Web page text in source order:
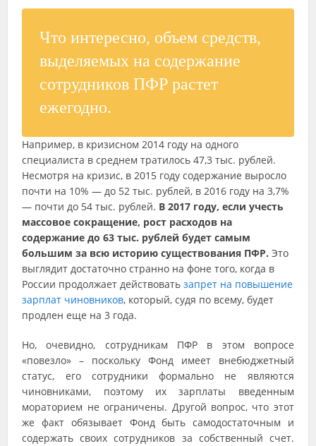
Что интересно, объем средств,
выделяемых на содержание
сотрудников ПФР растет
ежегодно.
Например, в кризисном 2014 году на одного
специалиста в среднем тратилось 47,3 тыс. рублей.
Несмотря на кризис, в 2015 году содержание выросло
почти на 10% — до 52 тыс. рублей, в 2016 году на 3,7%
— почти до 54 тыс. рублей. В 2017 году, если учесть
массовое сокращение, рост расходов на
содержание до 63 тыс. рублей будет самым
большим за всю историю существования ПФР. Это
выглядит достаточно странно на фоне того, когда в
России продолжает действоватьзапрет на повышение
зарплат чиновников, который, судя по всему, будет
продлен еще на 3 года.
Но, очевидно, сотрудникам ПФР в этом вопросе
«повезло» – поскольку Фонд имеет внебюджетный
статус, его сотрудники формально не являются
чиновниками, поэтому их зарплаты введенным
мораторием не ограничены. Другой вопрос, что этот
же факт обязывает Фонд быть самодостаточным и
содержать своих сотрудников за собственный счет.